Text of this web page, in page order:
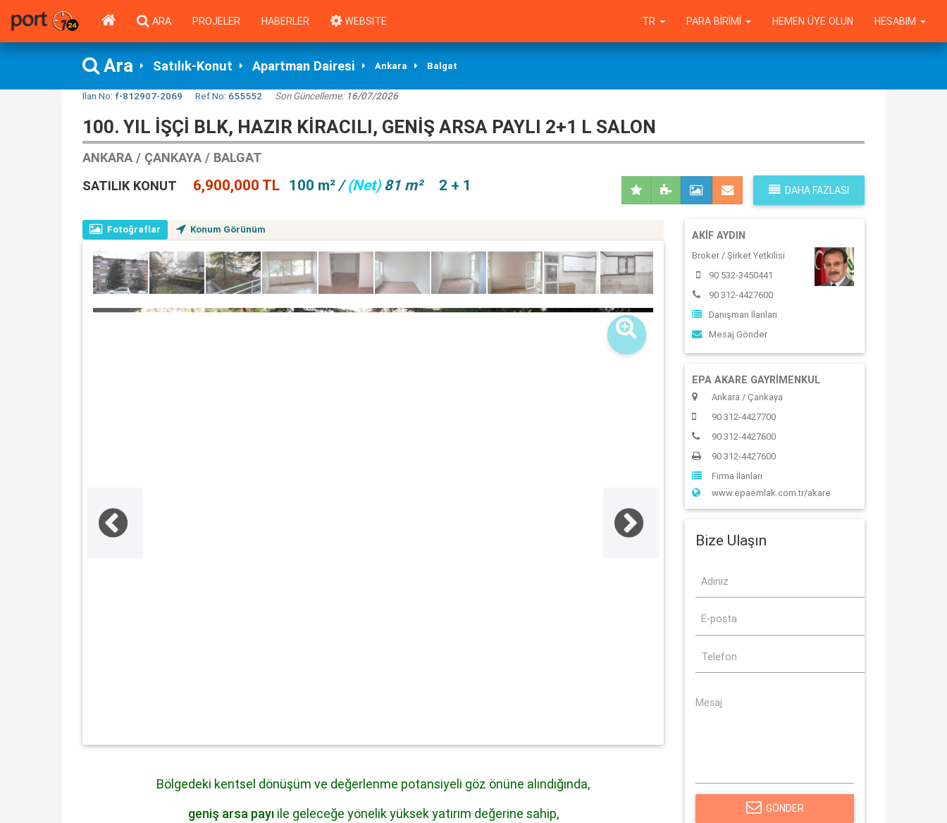
ARA PROJELER HABERLER WEBSITE HESABIM
HEMEN ÜYE OLUN
PARA BIRIMI
TR
Ara Satılık-Konut Apartman Dairesi Ankara Balgat
İlan No: f-812907-2069 Ref.No: 655552 Son Güncelleme: 16/07/2026
100. YIL İŞÇI BLK, HAZIR KIRACILI, GENIŞ ARSA PAYLI 2+1 L SALON
ANKARA / ÇANKAYA / BALGAT
SATILIK KONUT
6,900,000 TL 100 m²/(Net)81 m² 2 + 1 DAHA FAZLASI
Fotoğraflar Konum Görünüm
Bölgedeki kentsel dönüşüm ve değerlenme potansiyeli göz önüne alındığında,
geniş arsa payıile geleceğe yönelik yüksek yatırım değerine sahip,
AKIF AYDIN
Broker / Şirket Yetkilisi
90 532-3450441
90 312-4427600
Danışman İlanları
Mesaj Gönder
EPA AKARE GAYRİMENKUL
Ankara / Çankaya
90 312-4427700
90 312-4427600
90 312-4427600
Firma İlanları
www.epaemlak.com.tr/akare
Bize Ulaşın
GÖNDER